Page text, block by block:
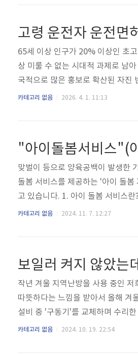
치가 의무화되면서 어린이 안전을
고령 운전자 운전면
65세 이상 인구가 20% 이상인 초
상 미룰 수 없는 시대적 과제로 남
국적으로 많은 홍보로 확산된 자진
가에 따른 고령 운전자 교통안전이
혜택교통카드, 지역화폐, 교통비,
카테고리 없음 2026. 4. 1. 11:13
"아이돌봄서비스"(
맞벌이 등으로 양육공백이 발생한
돌봄 서비스를 제공하는 '아이 돌
고 있습니다. 1. 아이 돌봄 서비스
하 아동을 대상으로 아이돌보미가
의 시설 이용 아동○ 기관연계서비..
카테고리 없음 2024. 11. 7. 12:27
작년 겨울 지역난방을 사용 중인
따뜻하다는 느낌을 받아서 올해 겨
설비 중 '구동기'를 교체하며 수리
슷하거나 동일한 증상 사례를 찾아
카테고리 없음 2024. 10. 19. 22:54